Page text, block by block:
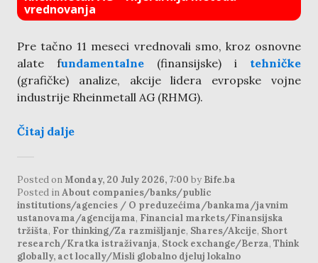
vrednovanja
Pre tačno 11 meseci vrednovali smo, kroz osnovne
alate fundamentalne (finansijske) i tehničke
(grafičke) analize, akcije lidera evropske vojne
industrije Rheinmetall AG (RHMG).
Čitaj dalje
Posted on Monday, 20 July 2026, 7:00 by Bife.ba
Posted inAbout companies/banks/public
institutions/agencies / O preduzećima/bankama/javnim
ustanovama/agencijama, Financial markets/Finansijska
tržišta, For thinking/Za razmišljanje, Shares/Akcije, Short
research/Kratka istraživanja, Stock exchange/Berza, Think
globally, act locally/Misli globalno djeluj lokalno